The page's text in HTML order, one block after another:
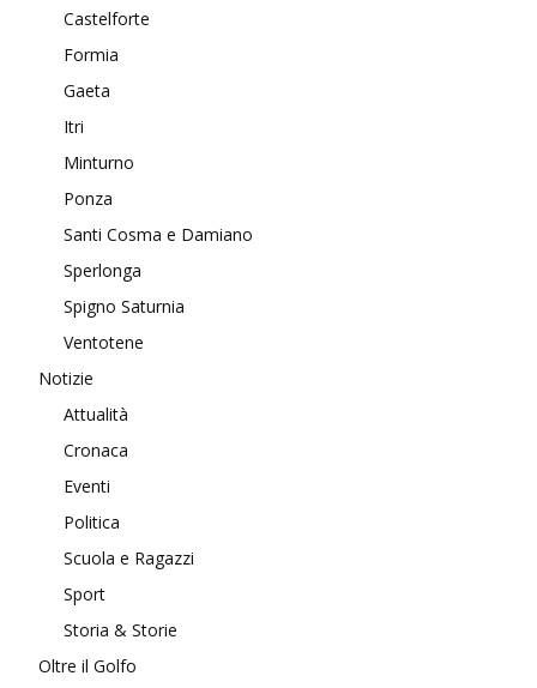
Castelforte
Formia
Gaeta
Itri
Minturno
Ponza
Santi Cosma e Damiano
Sperlonga
Spigno Saturnia
Ventotene
Notizie
Attualità
Cronaca
Eventi
Politica
Scuola e Ragazzi
Sport
Storia & Storie
Oltre il Golfo